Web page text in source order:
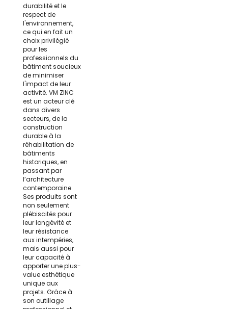
durabilité et le
respect de
l'environnement,
ce qui en fait un
choix privilégié
pour les
professionnels du
bâtiment soucieux
de minimiser
l'impact de leur
activité. VM ZINC
est un acteur clé
dans divers
secteurs, de la
construction
durable à la
réhabilitation de
bâtiments
historiques, en
passant par
l’architecture
contemporaine.
Ses produits sont
non seulement
plébiscités pour
leur longévité et
leur résistance
aux intempéries,
mais aussi pour
leur capacité à
apporter une plus-
value esthétique
unique aux
projets. Grâce à
son outillage